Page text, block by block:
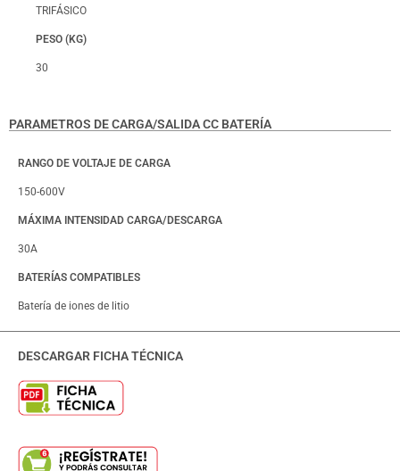
TRIFÁSICO
PESO (KG)
30
PARAMETROS DE CARGA/SALIDA CC BATERÍA
RANGO DE VOLTAJE DE CARGA
150-600V
MÁXIMA INTENSIDAD CARGA/DESCARGA
30A
BATERÍAS COMPATIBLES
Batería de iones de litio
DESCARGAR FICHA TÉCNICA